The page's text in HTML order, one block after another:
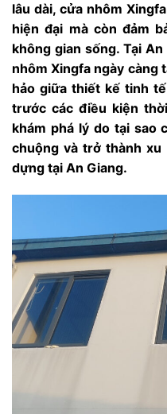
lâu dài, cửa nhôm
hiện đại mà còn đảm
không gian sống. Tại
nhôm Xingfa ngày càng
hảo giữa thiết kế tinh
trước các điều kiện
khám phá lý do tại sao
chuộng và trở thành
dựng tại An Giang.